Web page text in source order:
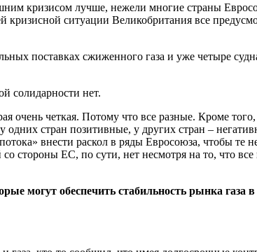
кризисом лучше, нежели многие страны
ситуации Великобритания все
поставках сжиженного газа и уже четыре
солидарности нет.
четкая. Потому что все разные. Кроме
стран позитивные, у других стран –
внести раскол в ряды Евросоюза, чтобы те
стороны ЕС, по сути, нет несмотря на то, что
могут обеспечить стабильность рынка газа